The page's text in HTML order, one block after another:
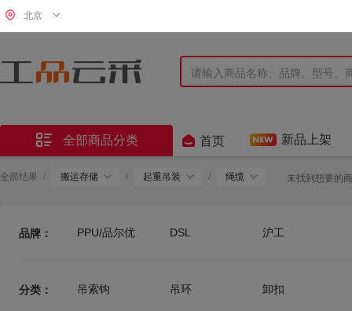
北京
 全部商品分类  首页 新品上架
全部结果 / 搬运存储 / 起重吊装 / 绳缆 未找到想要的
品牌： PPU/品尔优 DSL
沪工
分类： 吊索钩 吊环 卸扣